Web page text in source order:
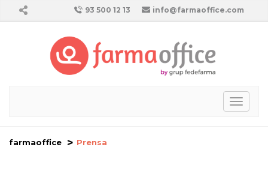
93 500 12 13 info@farmaoffice.com
farmaoffice Prensa